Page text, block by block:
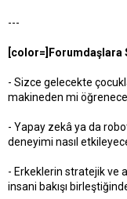
---
[color=]Forumdaşlara
- Sizce gelecekte
makineden mi
- Yapay zekâ ya da
deneyimi nasıl
- Erkeklerin stratejik ve
insani bakışı